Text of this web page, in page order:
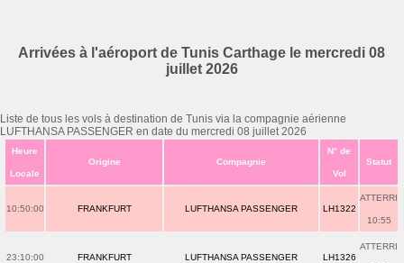
Arrivées à l'aéroport de Tunis Carthage le mercredi 08
juillet 2026
Liste de tous les vols à destination de Tunis via la compagnie aérienne
LUFTHANSA PASSENGER en date du mercredi 08 juillet 2026
Heure
Locale
Origine Compagnie
N° de
Vol
Statut
10:50:00 FRANKFURT LUFTHANSA PASSENGER LH1322
ATTERRI
10:55
23:10:00 FRANKFURT LUFTHANSA PASSENGER LH1326
ATTERRI